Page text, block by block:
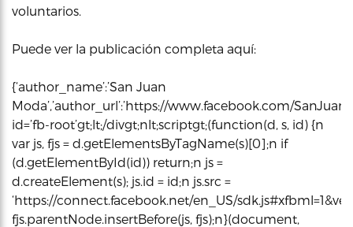
voluntarios.
Puede ver la publicación completa aquí:
{‘author_name’:’San Juan
Moda’,’author_url’:’https://www.facebook.com/
id=’fb-root’gt;lt;/divgt;nlt;scriptgt;(function(d, s, id) {n
var js, fjs = d.getElementsByTagName(s)[0];n if
(d.getElementById(id)) return;n js =
d.createElement(s); js.id = id;n js.src =
‘https://connect.facebook.net/en_US/
fjs.parentNode.insertBefore(js, fjs);n}(document,